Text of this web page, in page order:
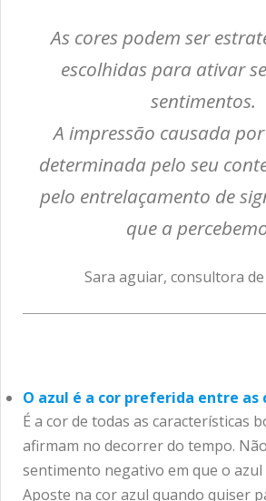
As cores podem ser
escolhidas para ativar
sentimentos.
A impressão causada
determinada pelo seu
pelo entrelaçamento de
que a
Sara aguiar, consultora
O azul é a cor preferida entre as
É a cor de todas as características
afirmam no decorrer do tempo.
sentimento negativo em que o
Aposte na cor azul quando quiser